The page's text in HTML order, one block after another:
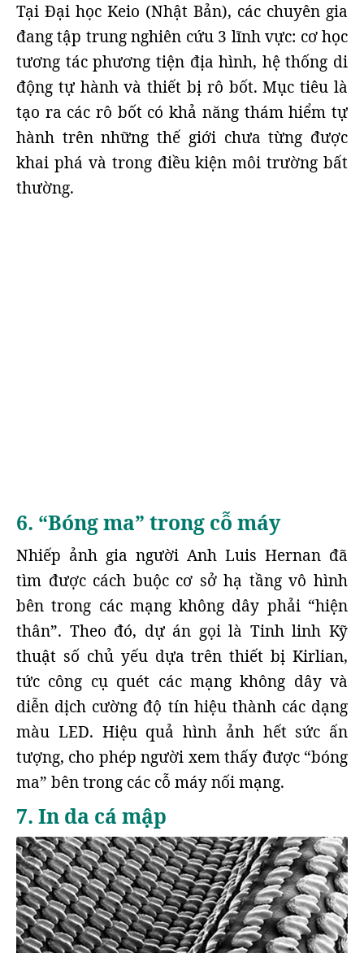
Tại Đại học Keio (Nhật Bản), các chuyên gia
đang tập trung nghiên cứu 3 lĩnh vực: cơ học
tương tác phương tiện địa hình, hệ thống di
động tự hành và thiết bị rô bốt. Mục tiêu là
tạo ra các rô bốt có khả năng thám hiểm tự
hành trên những thế giới chưa từng được
khai phá và trong điều kiện môi trường bất
thường.
6. “Bóng ma” trong cỗ máy
Nhiếp ảnh gia người Anh Luis Hernan đã
tìm được cách buộc cơ sở hạ tầng vô hình
bên trong các mạng không dây phải “hiện
thân”. Theo đó, dự án gọi là Tinh linh Kỹ
thuật số chủ yếu dựa trên thiết bị Kirlian,
tức công cụ quét các mạng không dây và
diễn dịch cường độ tín hiệu thành các dạng
màu LED. Hiệu quả hình ảnh hết sức ấn
tượng, cho phép người xem thấy được “bóng
ma” bên trong các cỗ máy nối mạng.
7. In da cá mập